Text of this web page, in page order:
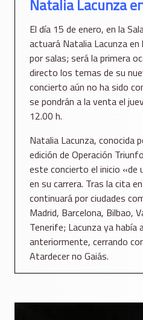
Natalia Lacunza
El día 15 de enero, en la
actuará Natalia Lacunza
por salas; será la primera
directo los temas de su
concierto aún no ha sido
se pondrán a la venta el
12.00 h.
Natalia Lacunza, conocida
edición de Operación
este concierto el inicio «de
en su carrera. Tras la cita
continuará por ciudades
Madrid, Barcelona, Bilbao,
Tenerife; Lacunza ya había
anteriormente, cerrando
Atardecer no Gaiás.